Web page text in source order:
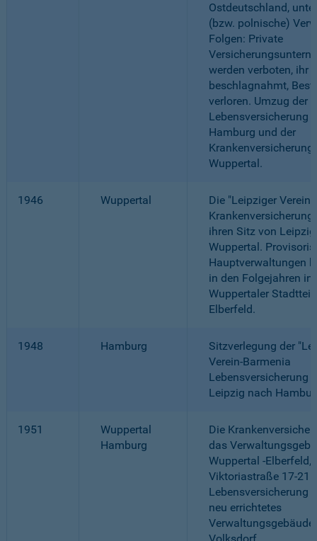
Ostdeutschland,
(bzw. polnische)
Folgen: Private
werden verboten, ihr
beschlagnahmt,
verloren. Umzug der
Lebensversicherung
Hamburg und der
Krankenversicherung
Wuppertal.
1946 Wuppertal
Die "Leipziger
Krankenversicherung
ihren Sitz von
Wuppertal.
Hauptverwaltungen
in den Folgejahren in
Wuppertaler Stadtteil
Elberfeld.
1948 Hamburg
Sitzverlegung der
Verein-Barmenia
Lebensversicherung
Leipzig nach
1951
Wuppertal
Hamburg
Die
das
Wuppertal -Elberfeld,
Viktoriastraße 17-21.
Lebensversicherung
neu errichtetes